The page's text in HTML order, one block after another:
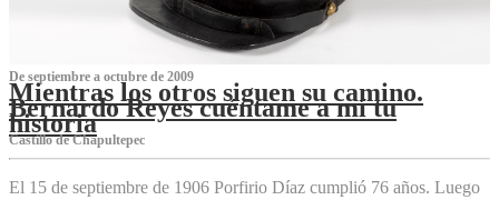
De septiembre a octubre de 2009
Mientras los otros siguen su camino.
Bernardo Reyes cuéntame a mí tu
historia
Castillo de Chapultepec
El 15 de septiembre de 1906 Porfirio Díaz cumplió 76 años. Luego